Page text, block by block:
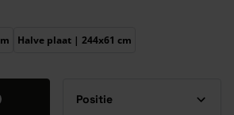
te slaan
Halve plaat | 244x61 cm